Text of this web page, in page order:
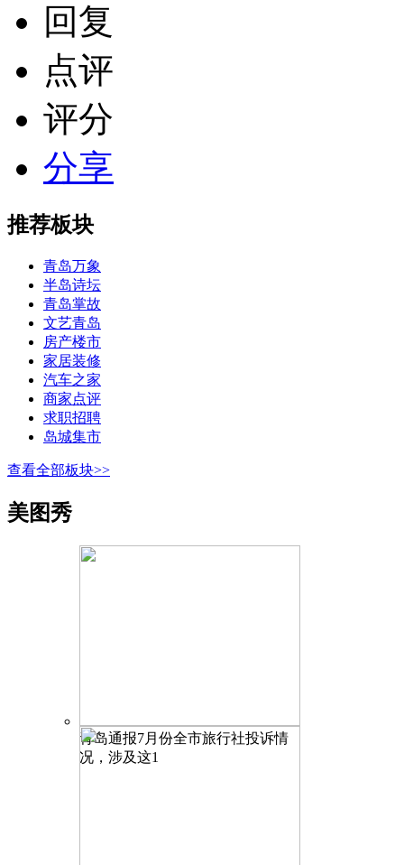
回复
点评
评分
分享
推荐板块
青岛万象
半岛诗坛
青岛掌故
文艺青岛
房产楼市
家居装修
汽车之家
商家点评
求职招聘
岛城集市
查看全部板块>>
美图秀
青岛通报7月份全市旅行社投诉情
况，涉及这1